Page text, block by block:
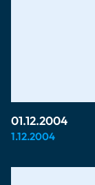
01.12.2004
1.12.2004